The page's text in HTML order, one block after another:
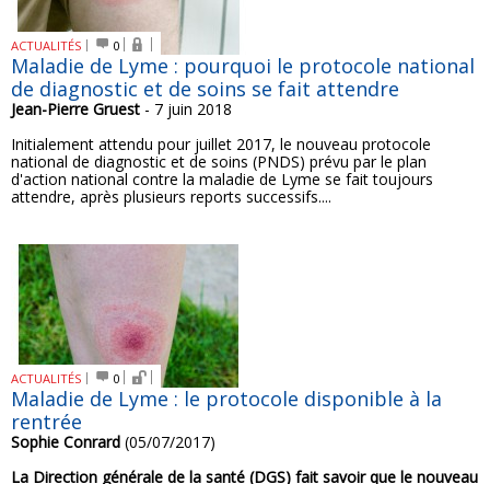
ACTUALITÉS 0
Maladie de Lyme : pourquoi le protocole national
de diagnostic et de soins se fait attendre
Jean-Pierre Gruest - 7 juin 2018
Initialement attendu pour juillet 2017, le nouveau protocole
national de diagnostic et de soins (PNDS) prévu par le plan
d'action national contre la maladie de Lyme se fait toujours
attendre, après plusieurs reports successifs....
ACTUALITÉS 0
Maladie de Lyme : le protocole disponible à la
rentrée
Sophie Conrard (05/07/2017)
La Direction générale de la santé (DGS) fait savoir que le nouveau